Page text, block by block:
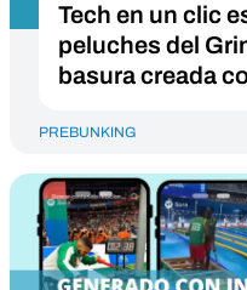
Tech en un clic
peluches del
basura creada
PREBUNKING